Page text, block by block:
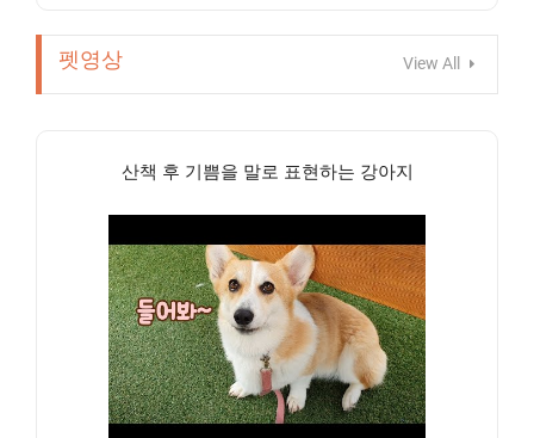
펫영상 View All
산책 후 기쁨을 말로 표현하는 강아지